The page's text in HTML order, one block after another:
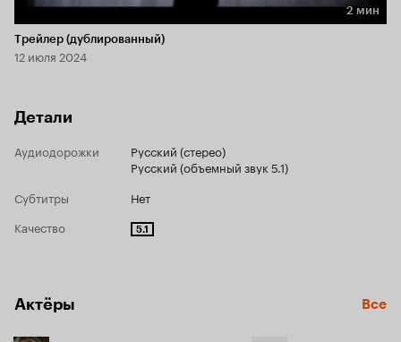
Длительность 2 мин
2 мин
Трейлер (дублированный)
12 июля 2024
Детали
Аудиодорожки
Русский (стерео)
Русский (объемный звук 5.1)
Субтитры
Нет
Качество
5.1
Актёры Все